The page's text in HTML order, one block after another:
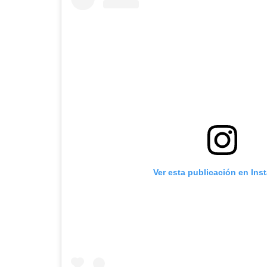
Ver esta publicación en